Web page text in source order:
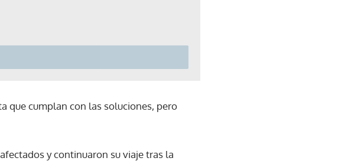
que cumplan con las soluciones, pero
y continuaron su viaje tras la